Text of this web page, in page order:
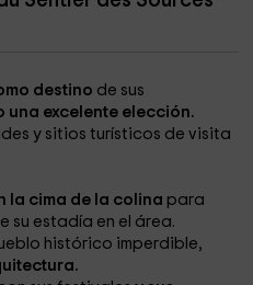
destino de sus
una excelente elección.
y sitios turísticos de visita
la cima de la colina para
su estadía en el área.
histórico imperdible,